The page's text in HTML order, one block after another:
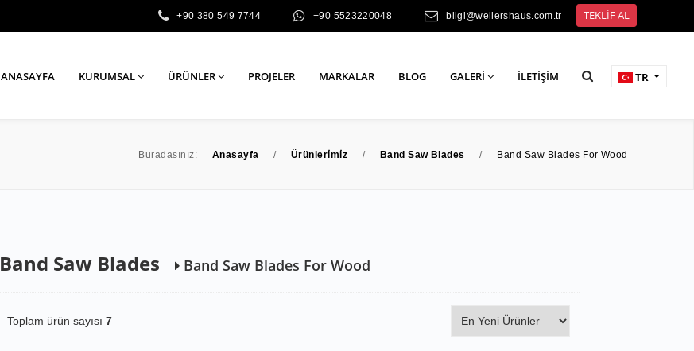
+90 380 549 7744 +90 5523220048 bilgi@wellershaus.com.tr TEKLİF AL
ANASAYFA KURUMSAL ÜRÜNLER PROJELER MARKALAR BLOG GALERI İLETIŞIM TR
Buradasınız: Anasayfa / Ürünleri̇mi̇z / Band Saw Blades / Band Saw Blades For Wood
Band Saw Blades Band Saw Blades For Wood
Toplam ürün sayısı 7